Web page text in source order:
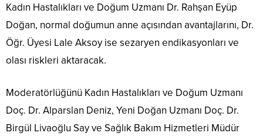
Kadın Hastalıkları ve Doğum Uzmanı Dr. Rahşan Eyüp
Doğan, normal doğumun anne açısından avantajlarını, Dr.
Öğr. Üyesi Lale Aksoy ise sezaryen endikasyonları ve
olası riskleri aktaracak.
Moderatörlüğünü Kadın Hastalıkları ve Doğum Uzmanı
Doç. Dr. Alparslan Deniz, Yeni Doğan Uzmanı Doç. Dr.
Birgül Livaoğlu Say ve Sağlık Bakım Hizmetleri Müdür